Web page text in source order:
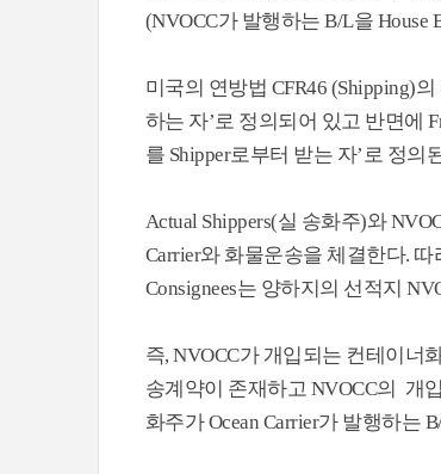
(NVOCC가 발행하는 B/L을 House
미국의 연방법 CFR46 (Shipping)
하는 자’로 정의되어 있고 반면에
를 Shipper로부터 받는 자’로 정의
Actual Shippers(실 송화주)와
Carrier와 화물운송을 체결한다. 따
Consignees는 양하지의 선적지
즉, NVOCC가 개입되는 컨테이너
송계약이 존재하고 NVOCC의 개
화주가 Ocean Carrier가 발행하는